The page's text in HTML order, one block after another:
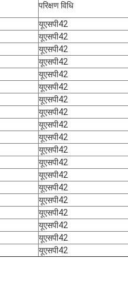
परिक्षण विधि
यूएसपी42
यूएसपी42
यूएसपी42
यूएसपी42
यूएसपी42
यूएसपी42
यूएसपी42
यूएसपी42
यूएसपी42
यूएसपी42
यूएसपी42
यूएसपी42
यूएसपी42
यूएसपी42
यूएसपी42
यूएसपी42
यूएसपी42
यूएसपी42
यूएसपी42